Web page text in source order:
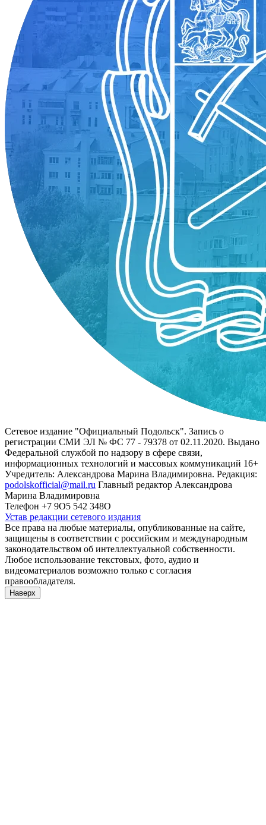
Сетевое издание "Официальный Подольск". Запись о
регистрации СМИ ЭЛ № ФС 77 - 79378 от 02.11.2020. Выдано
Федеральной службой по надзору в сфере связи,
информационных технологий и массовых коммуникаций 16+
Учредитель: Александрова Марина Владимировна. Редакция:
podolskofficial@mail.ru Главный редактор Александрова
Марина Владимировна
Телефон +7 9О5 542 348О
Устав редакции сетевого издания
Все права на любые материалы, опубликованные на сайте,
защищены в соответствии с российским и международным
законодательством об интеллектуальной собственности.
Любое использование текстовых, фото, аудио и
видеоматериалов возможно только с согласия
правообладателя.
Наверх